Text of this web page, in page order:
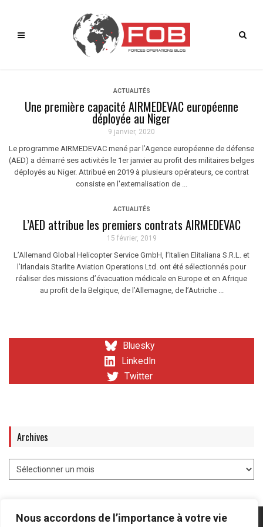
Nous accordons de l’importance à votre vie
ACTUALITÉS
Une première capacité AIRMEDEVAC européenne
déployée au Niger
9 janvier, 2020
Le programme AIRMEDEVAC mené par l’Agence européenne de défense
(AED) a démarré ses activités le 1er janvier au profit des militaires belges
déployés au Niger. Attribué en 2019 à plusieurs opérateurs, ce contrat
consiste en l'externalisation de ...
ACTUALITÉS
L’AED attribue les premiers contrats AIRMEDEVAC
15 février, 2019
L’Allemand Global Helicopter Service GmbH, l’Italien Elitaliana S.R.L. et
l’Irlandais Starlite Aviation Operations Ltd. ont été sélectionnés pour
réaliser des missions d’évacuation médicale en Europe et en Afrique
au profit de la Belgique, de l’Allemagne, de l’Autriche ...
Bluesky
LinkedIn
Twitter
Archives